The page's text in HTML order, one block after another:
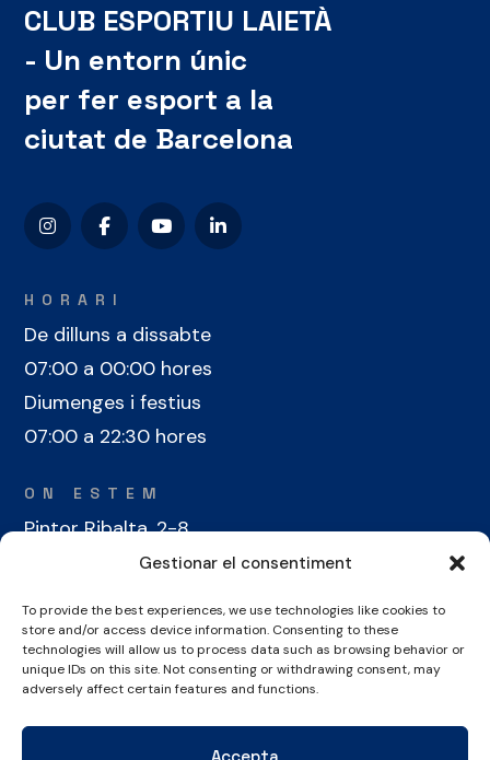
Gestionar el consentiment
To provide the best experiences, we use technologies like cookies to
store and/or access device information. Consenting to these
technologies will allow us to process data such as browsing behavior or
unique IDs on this site. Not consenting or withdrawing consent, may
adversely affect certain features and functions.
CLUB ESPORTIU LAIETÀ
- Un entorn únic
per fer esport a la
ciutat de Barcelona
HORARI
De dilluns a dissabte
07:00 a 00:00 hores
Diumenges i festius
07:00 a 22:30 hores
ON ESTEM
Pintor Ribalta, 2-8
08028 Barcelona
CONTACTE
+34 934 486 350
cel@laieta.cat